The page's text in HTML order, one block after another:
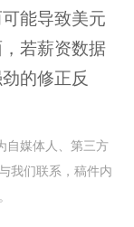
能导致美元
若薪资数据
的修正反
自媒体人、第三方
我们联系，稿件内